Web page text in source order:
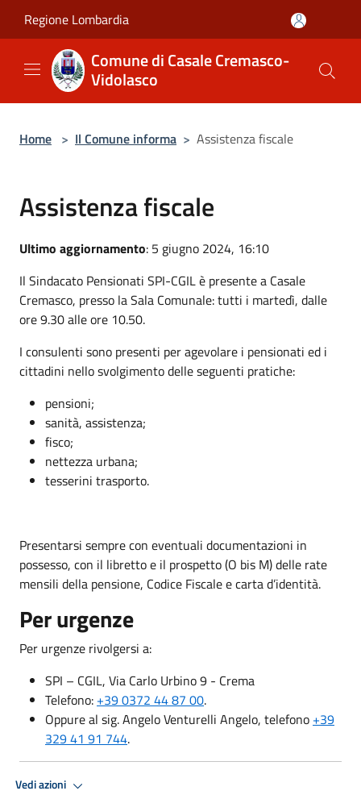
Regione Lombardia
Comune di Casale Cremasco-
Vidolasco
Home > Il Comune informa > Assistenza fiscale
Assistenza fiscale
Ultimo aggiornamento: 5 giugno 2024, 16:10
Il Sindacato Pensionati SPI-CGIL è presente a Casale
Cremasco, presso la Sala Comunale: tutti i martedì, dalle
ore 9.30 alle ore 10.50.
I consulenti sono presenti per agevolare i pensionati ed i
cittadini nello svolgimento delle seguenti pratiche:
pensioni;
sanità, assistenza;
fisco;
nettezza urbana;
tesserini trasporto.
Presentarsi sempre con eventuali documentazioni in
possesso, con il libretto e il prospetto (O bis M) delle rate
mensili della pensione, Codice Fiscale e carta d’identità.
Per urgenze
Per urgenze rivolgersi a:
SPI – CGIL, Via Carlo Urbino 9 - Crema
Telefono: +39 0372 44 87 00.
Oppure al sig. Angelo Venturelli Angelo, telefono +39
329 41 91 744.
Vedi azioni